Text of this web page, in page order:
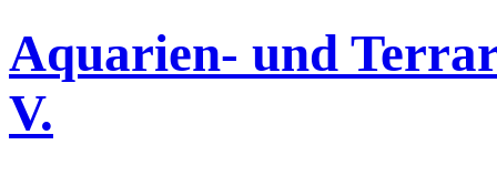
Aquarien- und
V.